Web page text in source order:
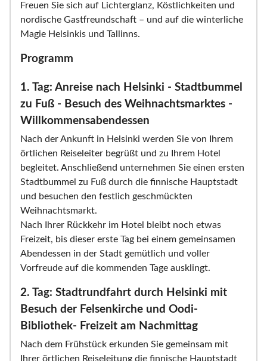
Freuen Sie sich auf Lichterglanz, Köstlichkeiten und
nordische Gastfreundschaft – und auf die winterliche
Magie Helsinkis und Tallinns.
Programm
1. Tag: Anreise nach Helsinki - Stadtbummel
zu Fuß - Besuch des Weihnachtsmarktes -
Willkommensabendessen
Nach der Ankunft in Helsinki werden Sie von Ihrem
örtlichen Reiseleiter begrüßt und zu Ihrem Hotel
begleitet. Anschließend unternehmen Sie einen ersten
Stadtbummel zu Fuß durch die finnische Hauptstadt
und besuchen den festlich geschmückten
Weihnachtsmarkt.
Nach Ihrer Rückkehr im Hotel bleibt noch etwas
Freizeit, bis dieser erste Tag bei einem gemeinsamen
Abendessen in der Stadt gemütlich und voller
Vorfreude auf die kommenden Tage ausklingt.
2. Tag: Stadtrundfahrt durch Helsinki mit
Besuch der Felsenkirche und Oodi-
Bibliothek- Freizeit am Nachmittag
Nach dem Frühstück erkunden Sie gemeinsam mit
Ihrer örtlichen Reiseleitung die finnische Hauptstadt